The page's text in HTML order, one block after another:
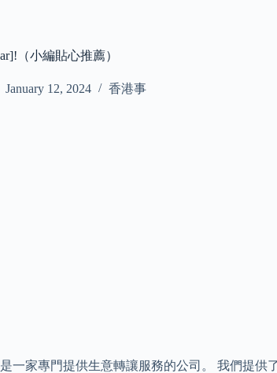
（小編貼心推薦）
January 12, 2024 香港事
是一家專門提供生意轉讓服務的公司。 我們提